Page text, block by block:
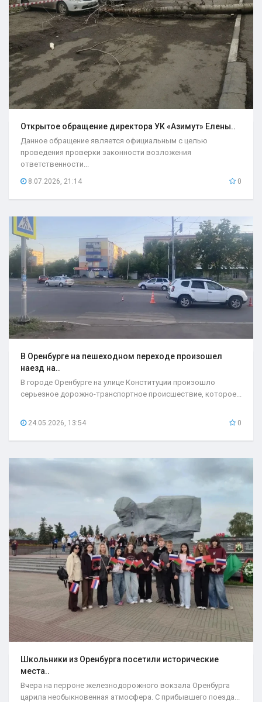
Открытое обращение директора УК «Азимут» Елены..
Данное обращение является официальным с целью
проведения проверки законности возложения
ответственности...
8.07.2026, 21:14 0
В Оренбурге на пешеходном переходе произошел
наезд на..
В городе Оренбурге на улице Конституции произошло
серьезное дорожно-транспортное происшествие, которое...
24.05.2026, 13:54 0
Школьники из Оренбурга посетили исторические
места..
Вчера на перроне железнодорожного вокзала Оренбурга
царила необыкновенная атмосфера. С прибывшего поезда...